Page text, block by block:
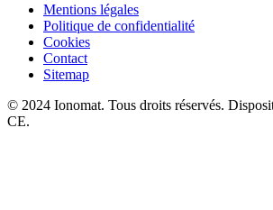
Mentions légales
Politique de confidentialité
Cookies
Contact
Sitemap
© 2024 Ionomat. Tous droits réservés.
CE.